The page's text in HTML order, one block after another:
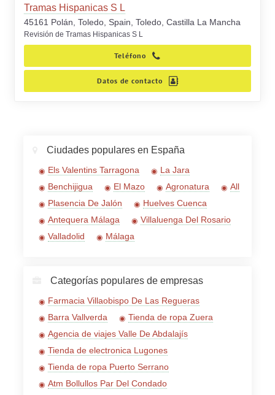
Tramas Hispanicas S L
45161 Polán, Toledo, Spain, Toledo, Castilla La Mancha
Revisión de Tramas Hispanicas S L
Teléfono
Datos de contacto
Ciudades populares en España
Els Valentins Tarragona
La Jara
Benchijigua
El Mazo Agronatura
All
Plasencia De Jalón
Huelves Cuenca
Antequera Málaga
Villaluenga Del Rosario
Valladolid
Málaga
Categorías populares de empresas
Farmacia Villaobispo De Las Regueras
Barra Vallverda
Tienda de ropa Zuera
Agencia de viajes Valle De Abdalajís
Tienda de electronica Lugones
Tienda de ropa Puerto Serrano
Atm Bollullos Par Del Condado